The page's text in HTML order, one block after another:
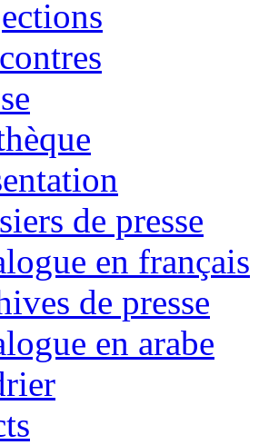
de presse
en français
de presse
en arabe